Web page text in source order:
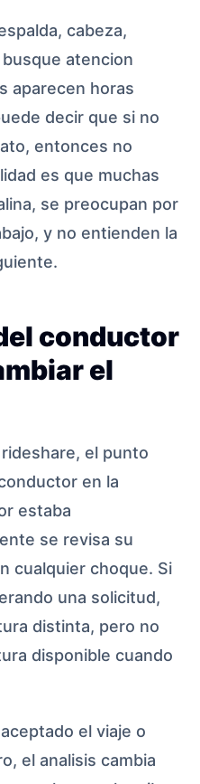
cabeza,
atencion
aparecen horas
decir que si no
entonces no
es que muchas
se preocupan por
y no entienden la
conductor
el
el punto
en la
estaba
se revisa su
cualquier choque. Si
una solicitud,
distinta, pero no
disponible cuando
el viaje o
el analisis cambia